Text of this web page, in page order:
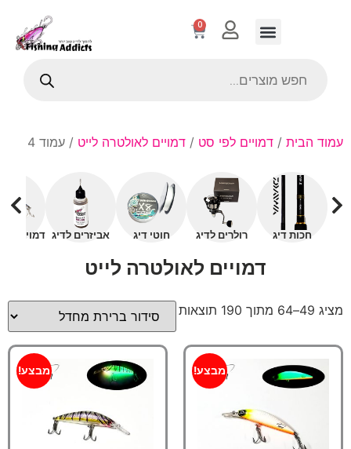
0
עמוד הבית / דמויים לפי סט / דמויים לאולטרה לייט / עמוד 4
חכות דיג רולרים לדיג חוטי דיג אביזרים לדיג דמויים
דמויים לאולטרה לייט
מציג 49–64 מתוך 190 תוצאות
מבצע! מבצע!